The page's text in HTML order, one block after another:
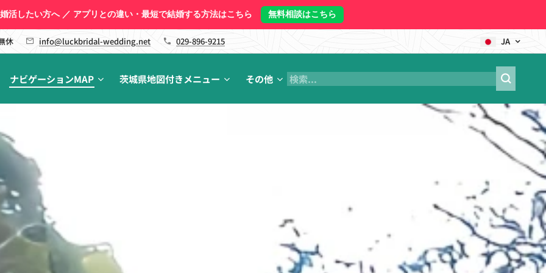
活したい方へ ／ アプリとの違い・最短で結婚する方法はこちら 無料相談はこちら
休 info@luckbridal-wedding.net 029-896-9215 JA
ナビゲーションMAP 茨城県地図付きメニュー その他